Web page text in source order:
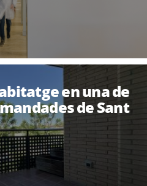
en una de
de Sant